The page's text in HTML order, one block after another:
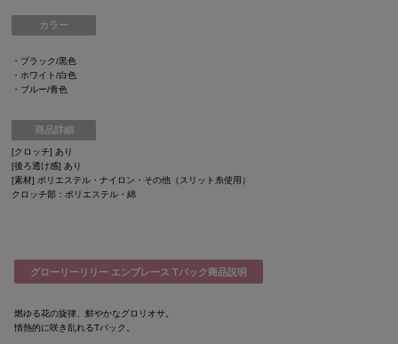
カラー
・ブラック/黒色
・ホワイト/白色
・ブルー/青色
商品詳細
[クロッチ] あり
[後ろ透け感] あり
[素材] ポリエステル・ナイロン・その他（スリット糸使用）
クロッチ部：ポリエステル・綿
グローリーリリー エンブレース Tバック商品説明
燃ゆる花の旋律、鮮やかなグロリオサ。
情熱的に咲き乱れるTバック。